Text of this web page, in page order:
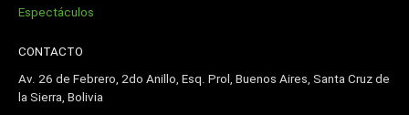
Espectáculos
CONTACTO
Av. 26 de Febrero, 2do Anillo, Esq. Prol, Buenos Aires, Santa Cruz de
la Sierra, Bolivia